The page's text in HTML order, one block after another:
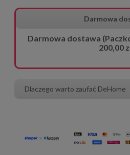
Darmowa
Darmowa dostawa
200,00
Dlaczego warto zaufać DeHome